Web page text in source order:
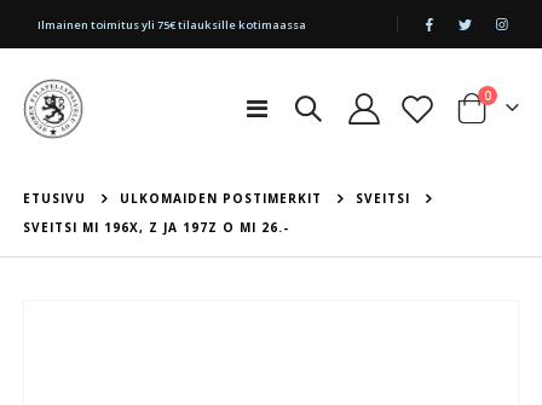
|
Ilmainen toimitus yli 75€ tilauksille kotimaassa
Toggle
Cart
0tuotetta
ETUSIVU ULKOMAIDEN POSTIMERKIT
SVEITSI
SVEITSI MI 196X, Z JA 197Z O MI 26.-